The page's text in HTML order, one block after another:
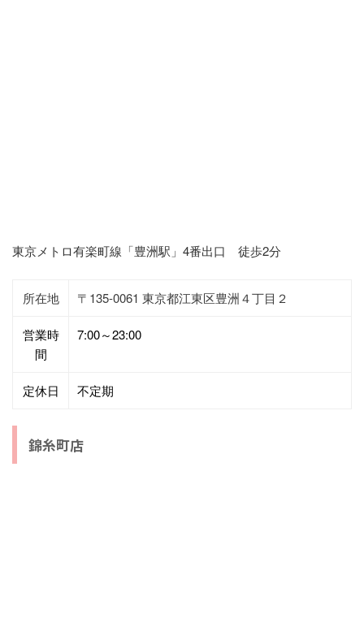
東京メトロ有楽町線「豊洲駅」4番出口 徒歩2分
所在地 〒135-0061 東京都江東区豊洲４丁目２
営業時
間
7:00～23:00
定休日 不定期
錦糸町店